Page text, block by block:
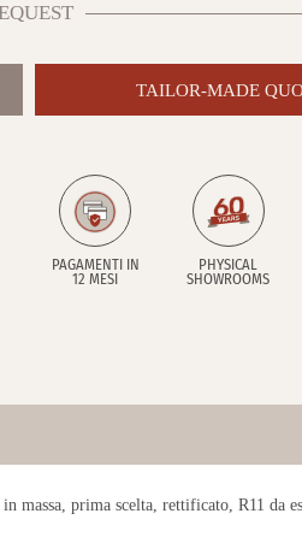
TAILOR-MADE
PAGAMENTI IN
12 MESI
PHYSICAL
SHOWROOMS
massa, prima scelta, rettificato, R11 da